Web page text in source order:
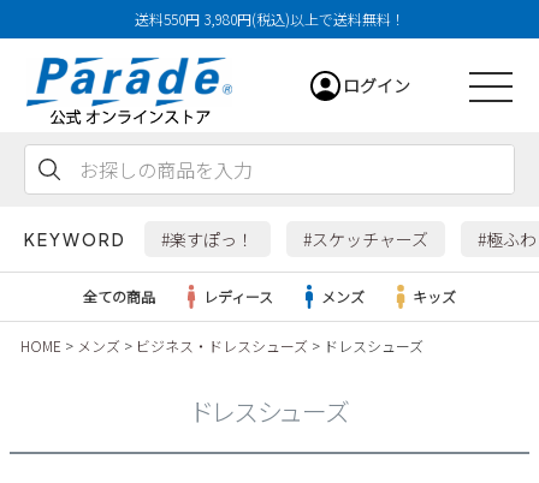
送料550円 3,980円(税込)以上で送料無料！
ログイン
KEYWORD #楽すぽっ！ #スケッチャーズ #極ふ
全ての商品 レディース メンズ キッズ
HOME メンズ ビジネス・ドレスシューズ ドレスシューズ
ドレスシューズ